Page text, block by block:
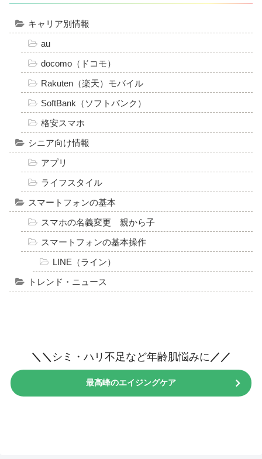
キャリア別情報
au
docomo（ドコモ）
Rakuten（楽天）モバイル
SoftBank（ソフトバンク）
格安スマホ
シニア向け情報
アプリ
ライフスタイル
スマートフォンの基本
スマホの名義変更 親から子
スマートフォンの基本操作
LINE（ライン）
トレンド・ニュース
＼＼ シミ・ハリ不足など年齢肌悩みに／／
最高峰のエイジングケア